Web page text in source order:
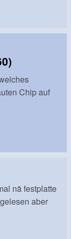
Chip auf
nä festplatte
aber